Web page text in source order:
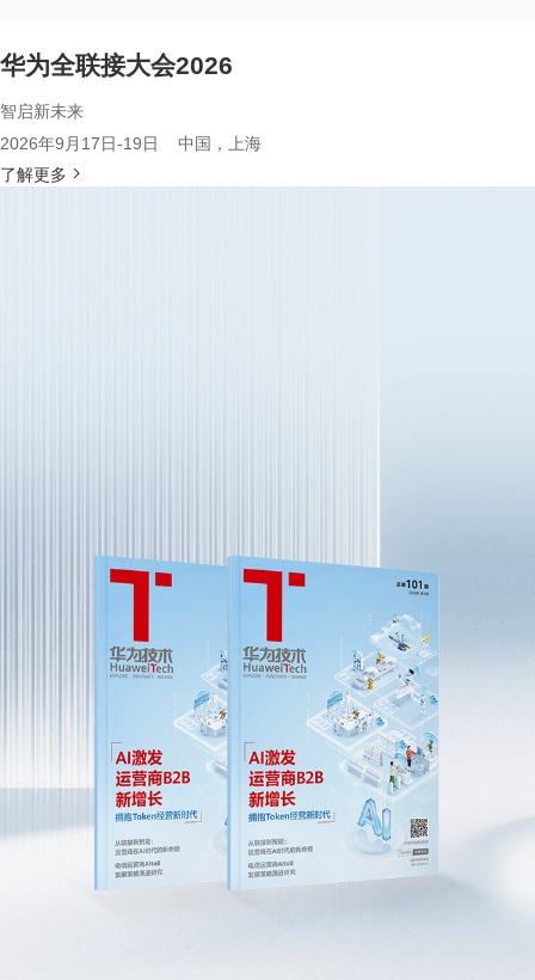
华为全联接大会2026
智启新未来
2026年9月17日-19日 中国，上海
了解更多